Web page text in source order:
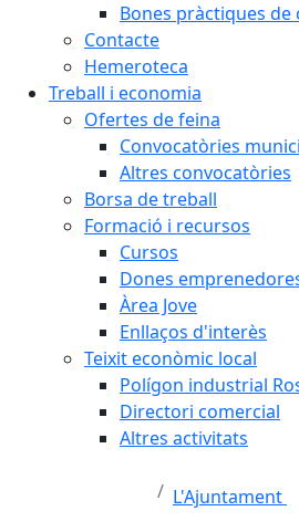
Bones pràctiques
Contacte
Hemeroteca
Treball i economia
Ofertes de feina
Convocatòries
Altres convocatòries
Borsa de treball
Formació i recursos
Cursos
Dones
Àrea Jove
Enllaços d'interès
Teixit econòmic local
Polígon industrial
Directori comercial
Altres activitats
L'Ajuntament